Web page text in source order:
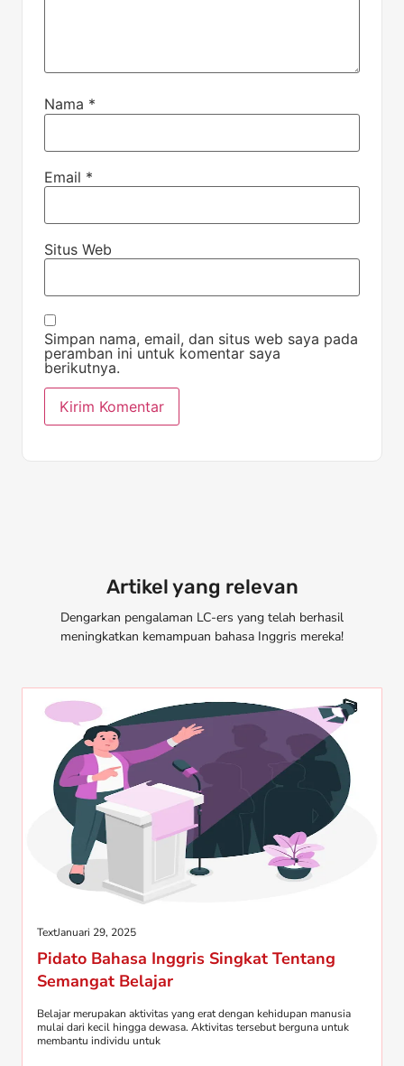
Nama *
Email *
Situs Web
Simpan nama, email, dan situs web saya pada
peramban ini untuk komentar saya
berikutnya.
Artikel yang relevan
Dengarkan pengalaman LC-ers yang telah berhasil
meningkatkan kemampuan bahasa Inggris mereka!
TextJanuari 29, 2025
Pidato Bahasa Inggris Singkat Tentang
Semangat Belajar
Belajar merupakan aktivitas yang erat dengan kehidupan manusia
mulai dari kecil hingga dewasa. Aktivitas tersebut berguna untuk
membantu individu untuk